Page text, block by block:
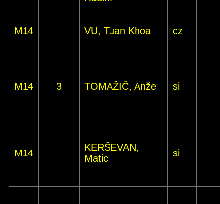
M14 VU, Tuan Khoa cz
M14 3 TOMAŽIČ, Anže si
M14
KERŠEVAN,
Matic
si